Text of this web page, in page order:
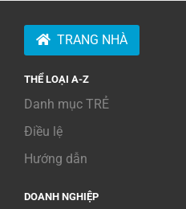
TRANG NHÀ
THỂ LOẠI A-Z
Danh mục TRẺ
Điều lệ
Hướng dẫn
DOANH NGHIỆP